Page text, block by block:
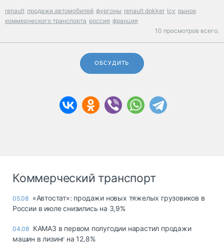
renault продажи автомобилей фургоны renault dokker lcv рынок
коммерческого транспорта россия франция
10 просмотров всего.
ОБСУДИТЬ
Коммерческий транспорт
05.08 «Автостат»: продажи новых тяжелых грузовиков в
России в июле снизились на 3,9%
04.08 КАМАЗ в первом полугодии нарастил продажи
машин в лизинг на 12,8%